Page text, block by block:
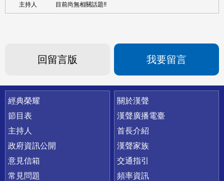
目前尚無相關話題!!
回留言版 我要留言
快速連結
經典榮耀
節目表
主持人
政府資訊公開
意見信箱
常見問題
關於漢聲
漢聲廣播電臺
首長介紹
漢聲家族
交通指引
頻率資訊